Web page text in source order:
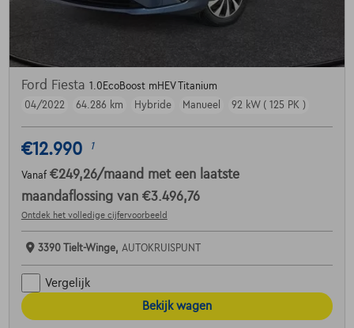
Ford Fiesta 1.0EcoBoost mHEV Titanium
04/2022
64.286 km Hybride Manueel 92 kW ( 125 PK )
€12.990 1
Vanaf €249,26/maand met een laatste
maandaflossing van €3.496,76
Ontdek het volledige cijfervoorbeeld
3390 Tielt-Winge, AUTOKRUISPUNT
Vergelijk
Bekijk wagen